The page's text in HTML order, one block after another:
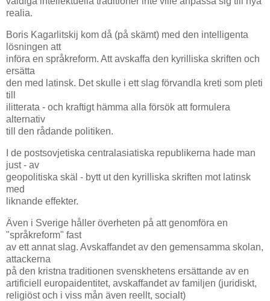
realia.
Boris Kagarlitskij kom då (på skämt) med den intelligenta
lösningen att
införa en språkreform. Att avskaffa den kyrilliska skriften och
ersätta
den med latinsk. Det skulle i ett slag förvandla kreti som pleti
till
ilitterata - och kraftigt hämma alla försök att formulera
alternativ
till den rådande politiken.
I de postsovjetiska centralasiatiska republikerna hade man
just - av
geopolitiska skäl - bytt ut den kyrilliska skriften mot latinsk
med
liknande effekter.
Även i Sverige håller överheten på att genomföra en
"språkreform" fast
av ett annat slag. Avskaffandet av den gemensamma skolan,
attackerna
på den kristna traditionen svenskhetens ersättande av en
artificiell europaidentitet, avskaffandet av familjen (juridiskt,
religiöst och i viss mån även reellt, socialt)